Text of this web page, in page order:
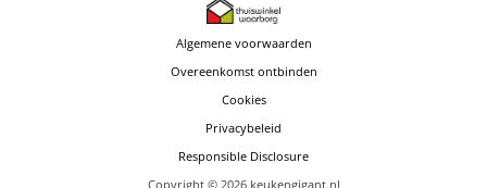
Algemene voorwaarden
Overeenkomst ontbinden
Cookies
Privacybeleid
Responsible Disclosure
Copyright © 2026 keukengigant.nl